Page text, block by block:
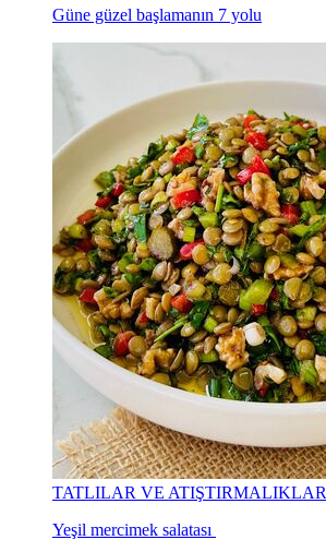
Güne güzel başlamanın 7 yolu
TATLILAR VE ATIŞTIRMALIKLAR
Yeşil mercimek salatası